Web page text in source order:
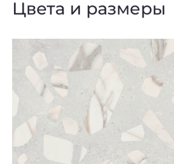
Цвета и размеры